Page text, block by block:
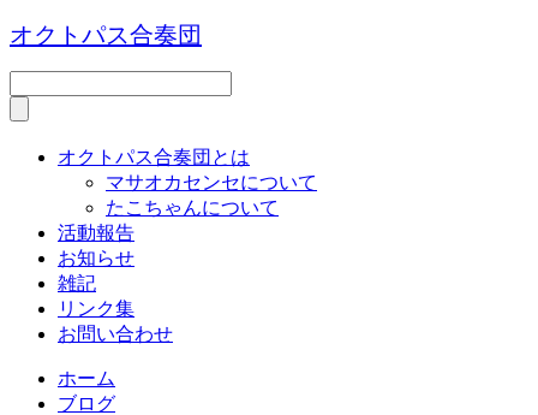
オクトパス合奏団
オクトパス合奏団とは
マサオカセンセについて
たこちゃんについて
活動報告
お知らせ
雑記
リンク集
お問い合わせ
ホーム
ブログ